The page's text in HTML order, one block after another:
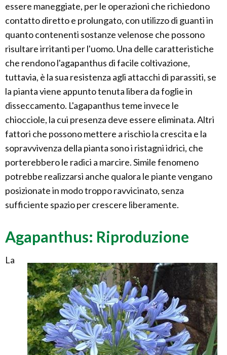
essere maneggiate, per le operazioni che richiedono
contatto diretto e prolungato, con utilizzo di guanti in
quanto contenenti sostanze velenose che possono
risultare irritanti per l'uomo. Una delle caratteristiche
che rendono l'agapanthus di facile coltivazione,
tuttavia, è la sua resistenza agli attacchi di parassiti, se
la pianta viene appunto tenuta libera da foglie in
disseccamento. L'agapanthus teme invece le
chiocciole, la cui presenza deve essere eliminata. Altri
fattori che possono mettere a rischio la crescita e la
sopravvivenza della pianta sono i ristagni idrici, che
porterebbero le radici a marcire. Simile fenomeno
potrebbe realizzarsi anche qualora le piante vengano
posizionate in modo troppo ravvicinato, senza
sufficiente spazio per crescere liberamente.
Agapanthus: Riproduzione
La